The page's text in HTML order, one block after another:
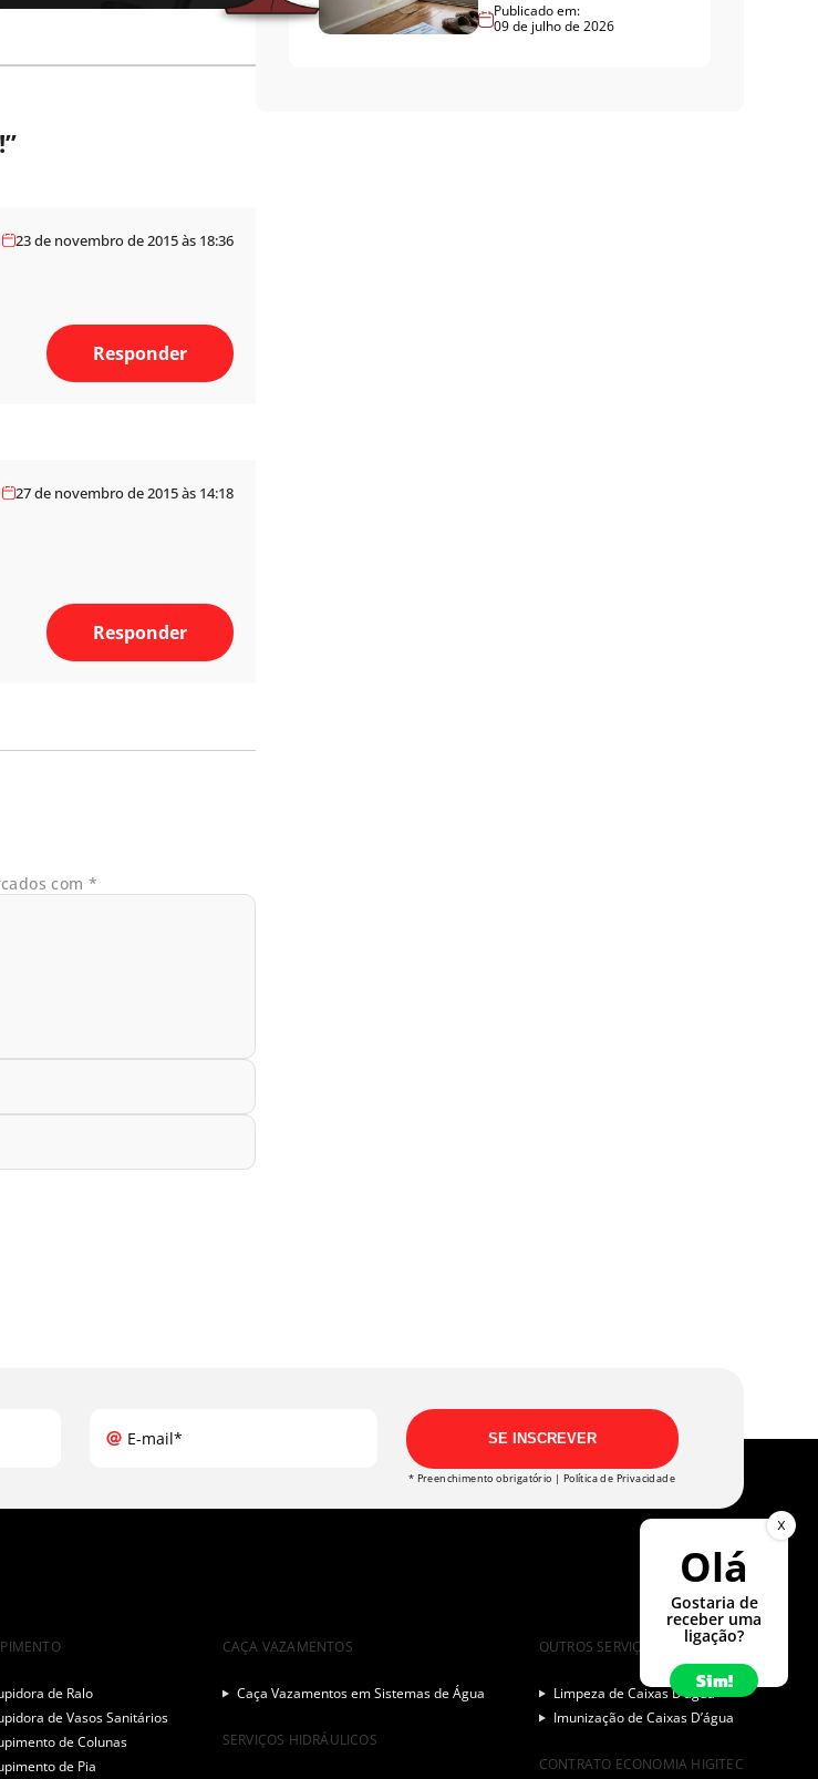
”
23 de novembro de 2015 às 18:36
Responder
27 de novembro de 2015 às 14:18
Responder
com*
Publicado em:
09 de julho de 2026
X
Olá
Gostaria de
receber uma
ligação?
Sim!
E-mail* SE INSCREVER
* Preenchimento obrigatório | Política de Privacidade
de Ralo
de Vasos Sanitários
de Colunas
de Pia
CAÇA VAZAMENTOS
Caça Vazamentos em Sistemas de Água
SERVIÇOS HIDRÁULICOS
OUTROS SERVIÇOS
Limpeza de Caixas D’água
Imunização de Caixas D’água
CONTRATO ECONOMIA HIGITEC